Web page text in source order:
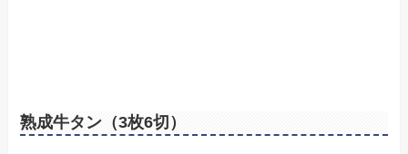
熟成牛タン（3枚6切）